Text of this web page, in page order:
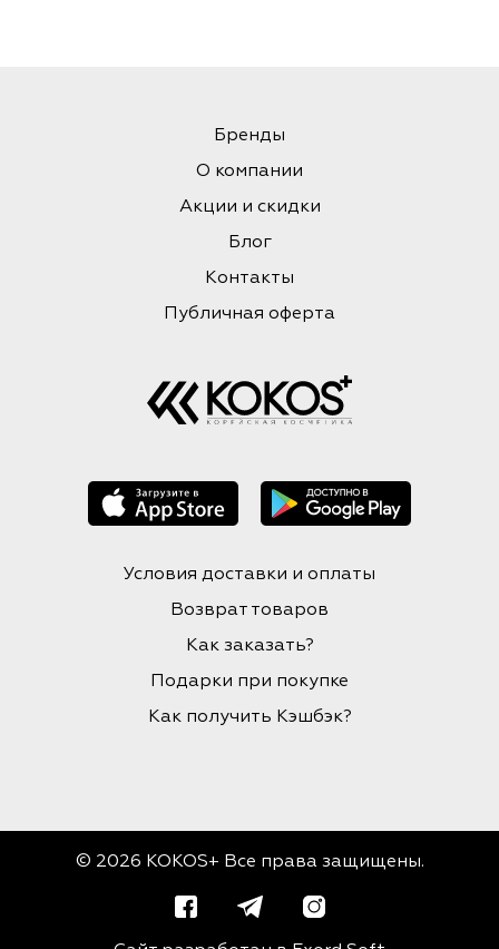
Бренды
О компании
Акции и скидки
Блог
Контакты
Публичная оферта
Условия доставки и оплаты
Возврат товаров
Как заказать?
Подарки при покупке
Как получить Кэшбэк?
© 2026 KOKOS+ Все права защищены.